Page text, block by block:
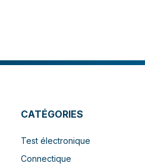
CATÉGORIES
Test électronique
Connectique